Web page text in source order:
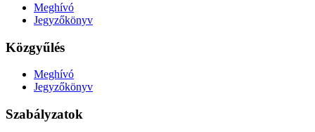
Meghívó
Jegyzőkönyv
Közgyűlés
Meghívó
Jegyzőkönyv
Szabályzatok